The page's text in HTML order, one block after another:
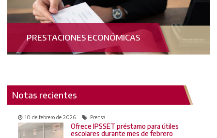
PRESTACIONES ECONÓMICAS
Notas recientes
10 de febrero de 2026 Prensa
Ofrece IPSSET préstamo para útiles
escolares durante mes de febrero